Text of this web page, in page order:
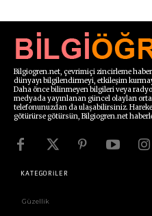
Bilgiogren.net, çevrimiçi zincirleme
dünyayı bilgilendirmeyi, etkileşim
Daha önce bilinmeyen bilgileri veya
medyada yayınlanan güncel olayları
telefonunuzdan da ulaşabilirsiniz.
götürürse götürsün, Bilgiogren.net
KATEGORİLER
Güzellik